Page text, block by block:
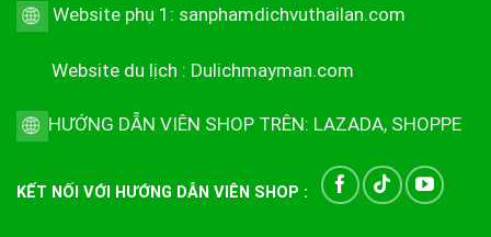
Website phụ 1: sanphamdichvuthailan.com
Website du lịch : Dulichmayman.com
HƯỚNG DẪN VIÊN SHOP TRÊN: LAZADA, SHOPPE
KẾT NỐI VỚI HƯỚNG DẪN VIÊN SHOP :